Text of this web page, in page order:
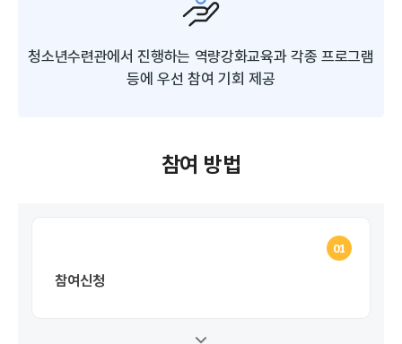
청소년수련관에서 진행하는 역량강화교육과 각종 프로그램
등에 우선 참여 기회 제공
참여 방법
01
참여신청